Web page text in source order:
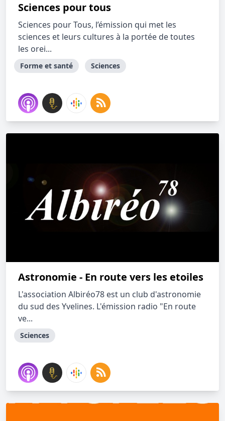
Sciences pour tous
Sciences pour Tous, l’émission qui met les
sciences et leurs cultures à la portée de toutes
les orei...
Forme et santé Sciences
Astronomie - En route vers les etoiles
L'association Albiréo78 est un club d'astronomie
du sud des Yvelines. L'émission radio "En route
ve...
Sciences